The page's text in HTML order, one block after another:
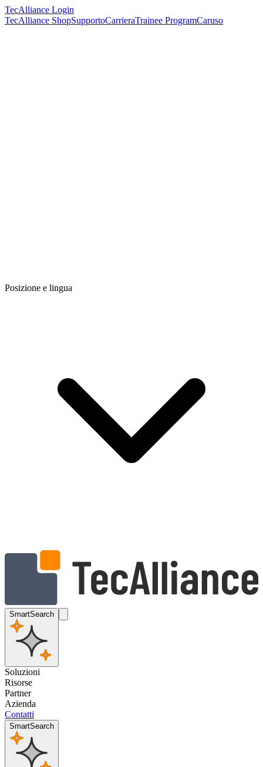
TecAlliance Login
TecAlliance ShopSupportoCarrieraTrainee ProgramCaruso
Posizione e lingua
SmartSearch
Soluzioni
Risorse
Partner
Azienda
Contatti
SmartSearch